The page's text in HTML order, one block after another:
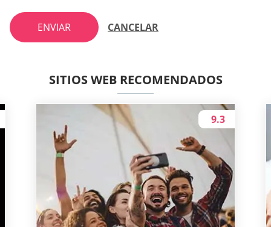
ENVIAR CANCELAR
SITIOS WEB RECOMENDADOS
9.3